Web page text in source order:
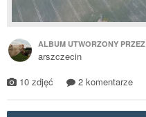
ALBUM UTWORZONY PRZEZ
arszczecin
10 zdjęć
2 komentarze